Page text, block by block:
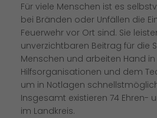
Für viele Menschen ist es
bei Bränden oder Unfällen die
Feuerwehr vor Ort sind. Sie
unverzichtbaren Beitrag für die
Menschen und arbeiten Hand
Hilfsorganisationen und dem
um in Notlagen
Insgesamt existieren 74 Ehren-
im Landkreis.